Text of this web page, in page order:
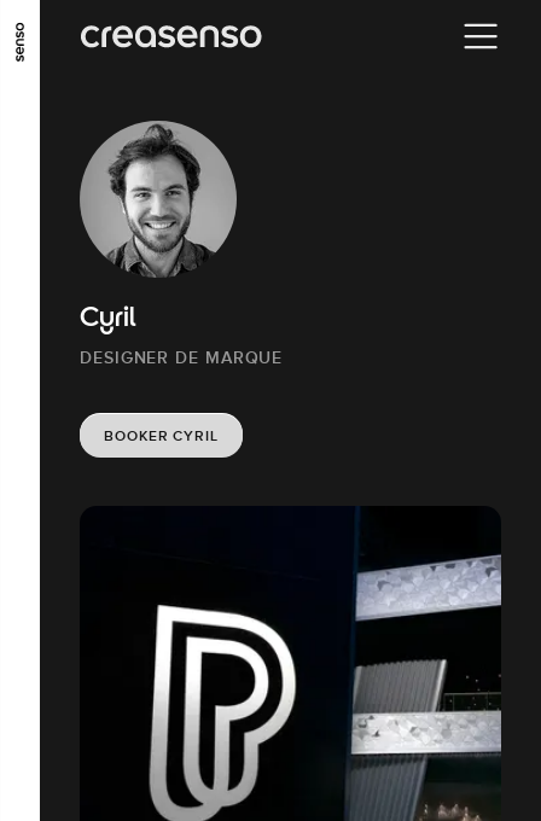
ALLER AU CONTENU PRINCIPAL
ALLER EN BAS DE PAGE
Cyril
DESIGNER DE MARQUE
BOOKER CYRIL